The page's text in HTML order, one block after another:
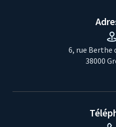
6, rue Berthe
38000